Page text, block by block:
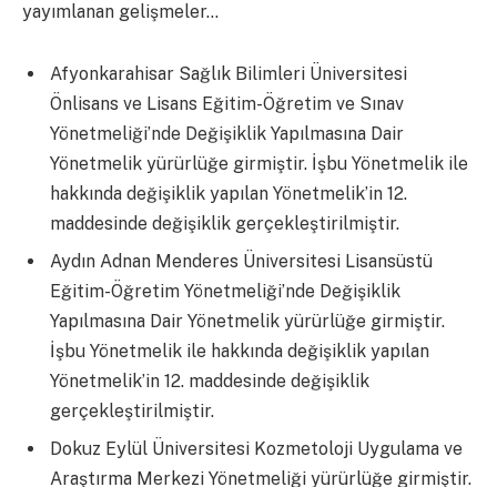
yayımlanan gelişmeler…
Afyonkarahisar Sağlık Bilimleri Üniversitesi
Önlisans ve Lisans Eğitim-Öğretim ve Sınav
Yönetmeliği’nde Değişiklik Yapılmasına Dair
Yönetmelik yürürlüğe girmiştir. İşbu Yönetmelik ile
hakkında değişiklik yapılan Yönetmelik’in 12.
maddesinde değişiklik gerçekleştirilmiştir.
Aydın Adnan Menderes Üniversitesi Lisansüstü
Eğitim-Öğretim Yönetmeliği’nde Değişiklik
Yapılmasına Dair Yönetmelik yürürlüğe girmiştir.
İşbu Yönetmelik ile hakkında değişiklik yapılan
Yönetmelik’in 12. maddesinde değişiklik
gerçekleştirilmiştir.
Dokuz Eylül Üniversitesi Kozmetoloji Uygulama ve
Araştırma Merkezi Yönetmeliği yürürlüğe girmiştir.